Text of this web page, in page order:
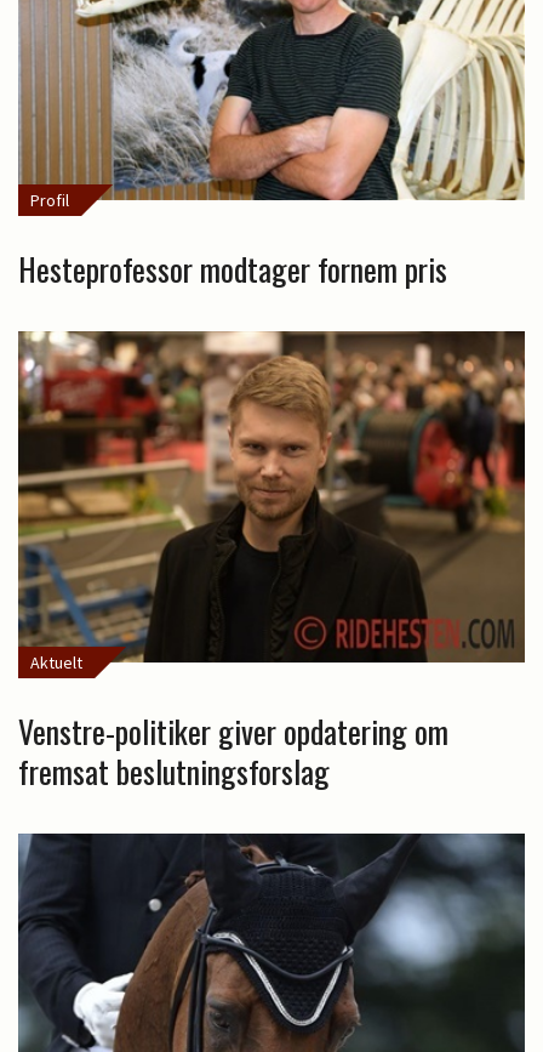
Profil
Hesteprofessor modtager fornem pris
Aktuelt
Venstre-politiker giver opdatering om
fremsat beslutningsforslag